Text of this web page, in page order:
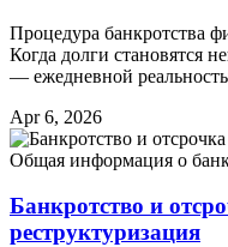
Процедура банкротства
Когда долги становятся
— ежедневной
Apr 6, 2026
Общая информация о
Банкротство и
реструктуризация